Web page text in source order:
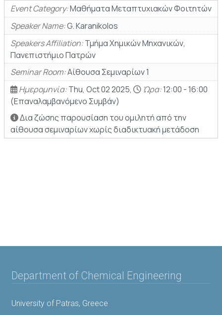
Event Category:Μαθήματα Μεταπτυχιακών Φοιτητών
Speaker Name:G. Karanikolos
Speakers Affiliation:Τμήμα Χημικών Μηχανικών,
Πανεπιστήμιο Πατρών
Seminar Room:Αίθουσα Σεμιναρίων 1
Ημερομηνία:Thu, Oct 02 2025, Ώρα:12:00 - 16:00
(Επαναλαμβανόμενο Συμβάν)
Δια ζώσης παρουσίαση του ομιλητή από την
αίθουσα σεμιναρίων χωρίς διαδικτυακή μετάδοση
Department of Chemical Engineering
University of Patras, Greece